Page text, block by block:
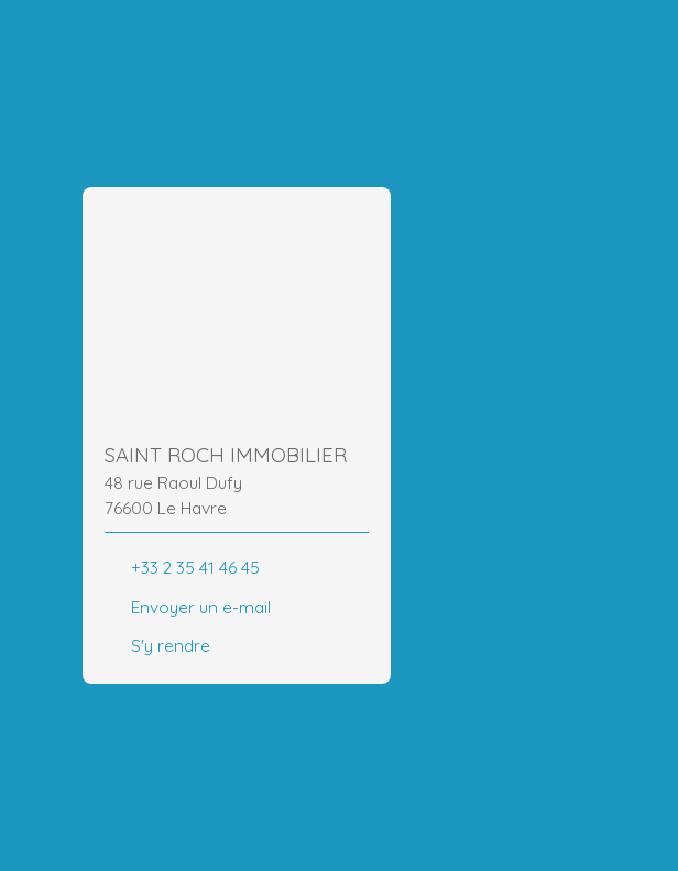
SAINT ROCH IMMOBILIER
48 rue Raoul Dufy
76600 Le Havre
+33 2 35 41 46 45
Envoyer un e-mail
S'y rendre